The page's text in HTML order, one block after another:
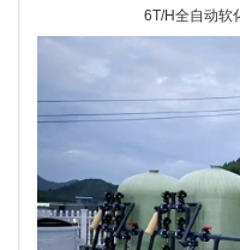
6T/H全自动软